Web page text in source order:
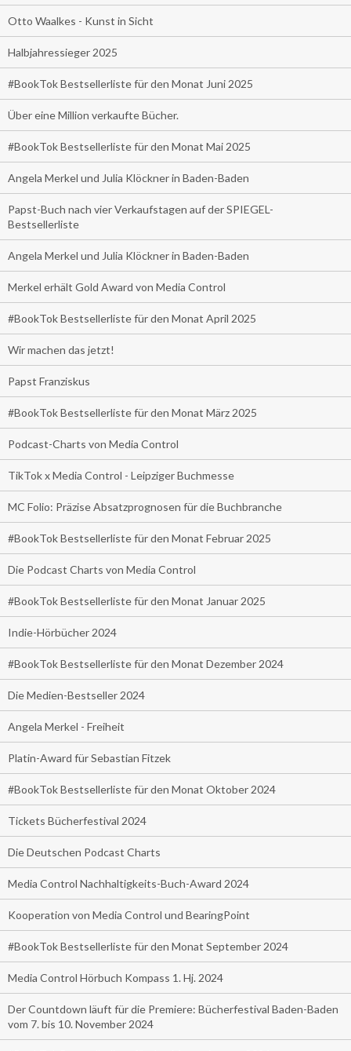
Otto Waalkes - Kunst in Sicht
Halbjahressieger 2025
#BookTok Bestsellerliste für den Monat Juni 2025
Über eine Million verkaufte Bücher.
#BookTok Bestsellerliste für den Monat Mai 2025
Angela Merkel und Julia Klöckner in Baden-Baden
Papst-Buch nach vier Verkaufstagen auf der SPIEGEL-
Bestsellerliste
Angela Merkel und Julia Klöckner in Baden-Baden
Merkel erhält Gold Award von Media Control
#BookTok Bestsellerliste für den Monat April 2025
Wir machen das jetzt!
Papst Franziskus
#BookTok Bestsellerliste für den Monat März 2025
Podcast-Charts von Media Control
TikTok x Media Control - Leipziger Buchmesse
MC Folio: Präzise Absatzprognosen für die Buchbranche
#BookTok Bestsellerliste für den Monat Februar 2025
Die Podcast Charts von Media Control
#BookTok Bestsellerliste für den Monat Januar 2025
Indie-Hörbücher 2024
#BookTok Bestsellerliste für den Monat Dezember 2024
Die Medien-Bestseller 2024
Angela Merkel - Freiheit
Platin-Award für Sebastian Fitzek
#BookTok Bestsellerliste für den Monat Oktober 2024
Tickets Bücherfestival 2024
Die Deutschen Podcast Charts
Media Control Nachhaltigkeits-Buch-Award 2024
Kooperation von Media Control und BearingPoint
#BookTok Bestsellerliste für den Monat September 2024
Media Control Hörbuch Kompass 1. Hj. 2024
Der Countdown läuft für die Premiere: Bücherfestival Baden-Baden
vom 7. bis 10. November 2024